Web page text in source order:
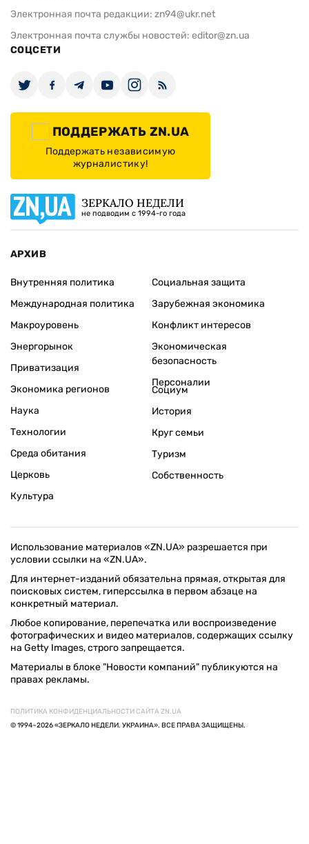
Электронная почта редакции: zn94@ukr.net
Электронная почта службы новостей: editor@zn.ua
СОЦСЕТИ
ПОДДЕРЖАТЬ ZN.UA
Поддержать независимую
журналистику!
ЗЕРКАЛО НЕДЕЛИ
не подводим с 1994-го года
АРХИВ
Внутренняя политика
Международная политика
Макроуровень
Энергорынок
Приватизация
Экономика регионов
Социальная защита
Зарубежная экономика
Конфликт интересов
Экономическая
безопасность
Персоналии
Наука
Технологии
Среда обитания
Церковь
Культура
Социум
История
Круг семьи
Туризм
Собственность
Использование материалов «ZN.UA» разрешается при
условии ссылки на «ZN.UA».
Для интернет-изданий обязательна прямая, открытая для
поисковых систем, гиперссылка в первом абзаце на
конкретный материал.
Любое копирование, перепечатка или воспроизведение
фотографических и видео материалов, содержащих ссылку
на Getty Images, строго запрещается.
Материалы в блоке "Новости компаний" публикуются на
правах рекламы.
ПОЛИТИКА КОНФИДЕНЦИАЛЬНОСТИ САЙТА ZN.UA
© 1994–2026 «ЗЕРКАЛО НЕДЕЛИ. УКРАИНА». ВСЕ ПРАВА ЗАЩИЩЕНЫ.